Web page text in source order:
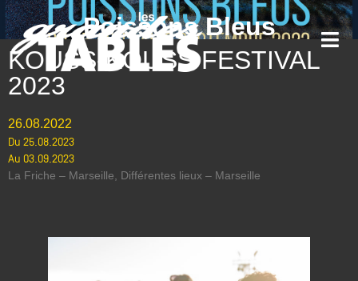
Poissons Bleus
KOUSS-KOUSS FESTIVAL
2023
26.08.2022
Du 25.08.2023
Au 03.09.2023
La Friche – Marseille, Différentes lieux – Marseille